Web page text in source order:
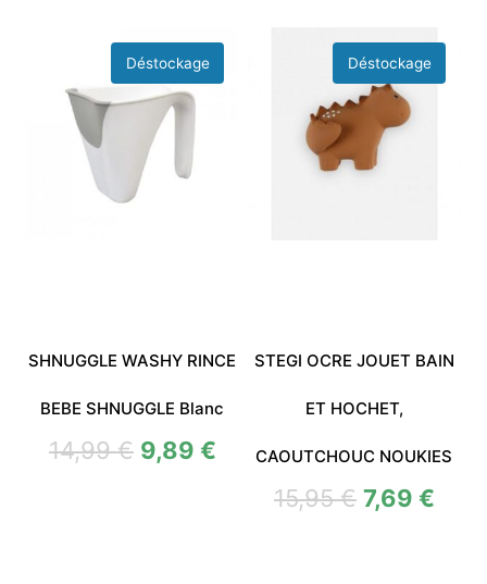
SHNUGGLE WASHY RINCE
BEBE SHNUGGLE Blanc
14,99€ 9,89 €
STEGI OCRE JOUET BAIN
ET HOCHET,
CAOUTCHOUC NOUKIES
15,95€ 7,69 €